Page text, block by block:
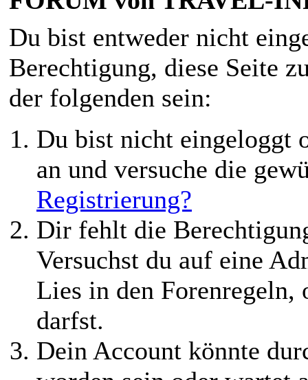
Du bist entweder nicht
Berechtigung, diese Seite
der folgenden sein:
Du bist nicht eingeloggt
an und versuche die
Registrierung?
Dir fehlt die
Versuchst du auf eine
Lies in den Forenregeln,
darfst.
Dein Account könnte